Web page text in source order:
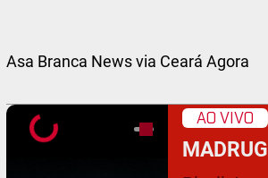
Asa Branca News via Ceará Agora
AO VIVO